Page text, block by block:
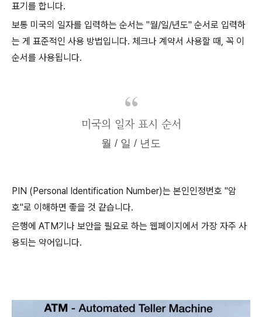
표기를 합니다.
보통 미국의 일자를 입력하는 순서는 "월/일/년도" 순서로 입력하
는 게 표준적인 사용 방법입니다. 체크나 계약서 사용할 때, 꼭 이
순서를 사용됩니다.
미국의 일자 표시 순서
월 / 일 / 년도
PIN (Personal Identification Number)는 본인인정번호 "암
호"로 이해하면 좋을 것 같습니다.
은행에 ATM기나 보안을 필요로 하는 웹페이지에서 가장 자주 사
용되는 약어입니다.